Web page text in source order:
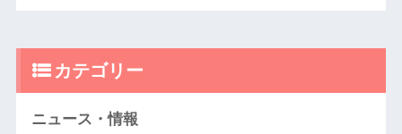
カテゴリー
ニュース・情報